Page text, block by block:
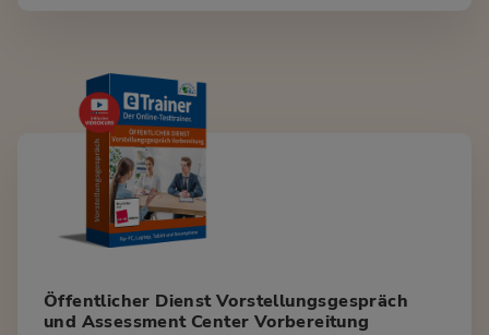
Öffentlicher Dienst Vorstellungsgespräch
und Assessment Center Vorbereitung